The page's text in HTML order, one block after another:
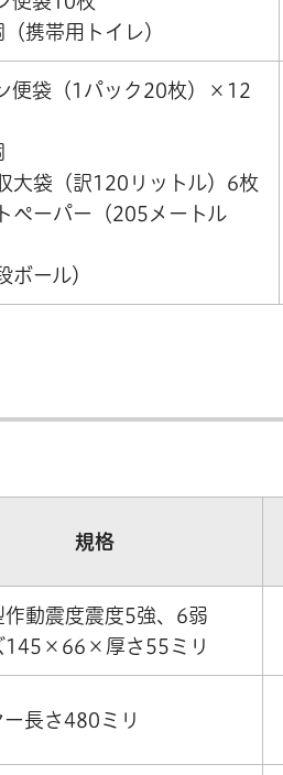
携帯用トイレ）
便袋（1パック20枚）×12
大袋（訳120リットル）6枚
ペーパー（205メートル
ボール）
規格
作動震度震度5強、6弱
145×66×厚さ55ミリ
ー長さ480ミリ